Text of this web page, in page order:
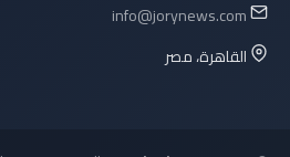
info@jorynews.com
القاهرة، مصر